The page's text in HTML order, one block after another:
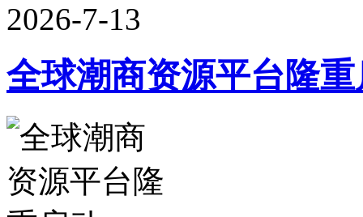
2026-7-13
全球潮商资源平台隆